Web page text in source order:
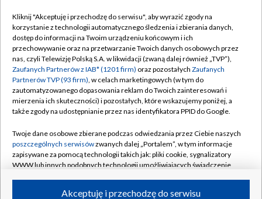
TVP
Abonament TVP
Emisja w TVP
Centrum informacji TVP
Naziemna Telewizja Cyfrowa
Rada Programowa
System NOS
Informacje o nadawcy
Regulamin TVP
Polityka prywatności
Moje zgody
Pomoc
Kontakt
Kanały
Kliknij "Akceptuję i przechodzę do serwisu", aby wyrazić zgody na
korzystanie z technologii automatycznego śledzenia i zbierania danych,
dostęp do informacji na Twoim urządzeniu końcowym i ich
przechowywanie oraz na przetwarzanie Twoich danych osobowych przez
nas, czyli Telewizję Polską S.A. w likwidacji (zwaną dalej również „TVP”),
Zaufanych Partnerów z IAB* (1201 firm) oraz pozostałych Zaufanych
Partnerów TVP (93 firm), w celach marketingowych (w tym do
zautomatyzowanego dopasowania reklam do Twoich zainteresowań i
mierzenia ich skuteczności) i pozostałych, które wskazujemy poniżej, a
także zgody na udostępnianie przez nas identyfikatora PPID do Google.
Twoje dane osobowe zbierane podczas odwiedzania przez Ciebie naszych
poszczególnych serwisówzwanych dalej „Portalem”, w tym informacje
zapisywane za pomocą technologii takich jak: pliki cookie, sygnalizatory
WWW lub innych podobnych technologii umożliwiających świadczenie
ruchu w Internecie.Akceptuję i przechodzę do serwisu